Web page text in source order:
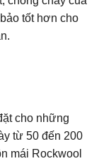
tốt hơn cho
cho những
từ 50 đến 200
mái Rockwool